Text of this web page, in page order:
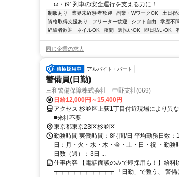
ω・)9’ 列車の安全運行を支える力に！...
制服あり 業界未経験者歓迎 副業・WワークOK 土日祝
資格取得支援あり
フリーター歓迎 シフト自由 学歴不
経験者歓迎
ネイルOK 夜間 週払いOK 即日払いOK
同じ企業の求人
アルバイト・パート
警備員(日勤)
三和警備保障株式会社 中野支社(069)
日給12,000円～15,400円
アクセス 杉並区上荻1丁目付近現場により異
■来社不要
東京都東京23区杉並区
勤務時間 実働時間：8時間/日 平均勤務日数
日：月・火・水・木・金・土・日・祝 ・勤
日数（週）：3日 ...
仕事内容 【電話面談のみで即採用も！】給料
┯┯┯┯┯┯┯┯┯┯ 「日勤」で整う、 警備は